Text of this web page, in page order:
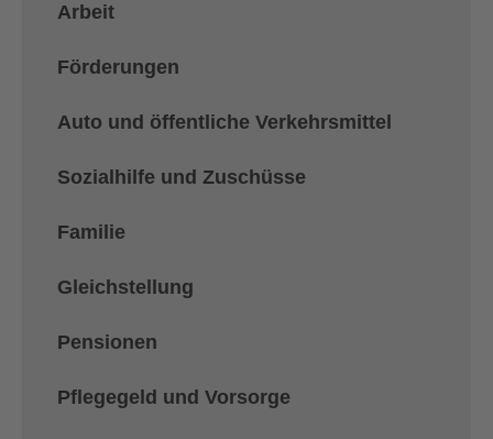
Arbeit
Förderungen
Auto und öffentliche Verkehrsmittel
Sozialhilfe und Zuschüsse
Familie
Gleichstellung
Pensionen
Pflegegeld und Vorsorge